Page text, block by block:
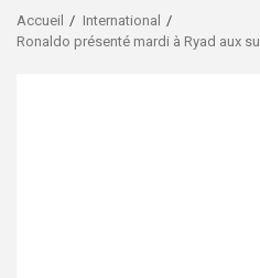
Accueil
International
Ronaldo présenté mardi à Ryad aux